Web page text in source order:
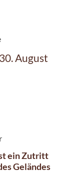
August
ein Zutritt
Geländes